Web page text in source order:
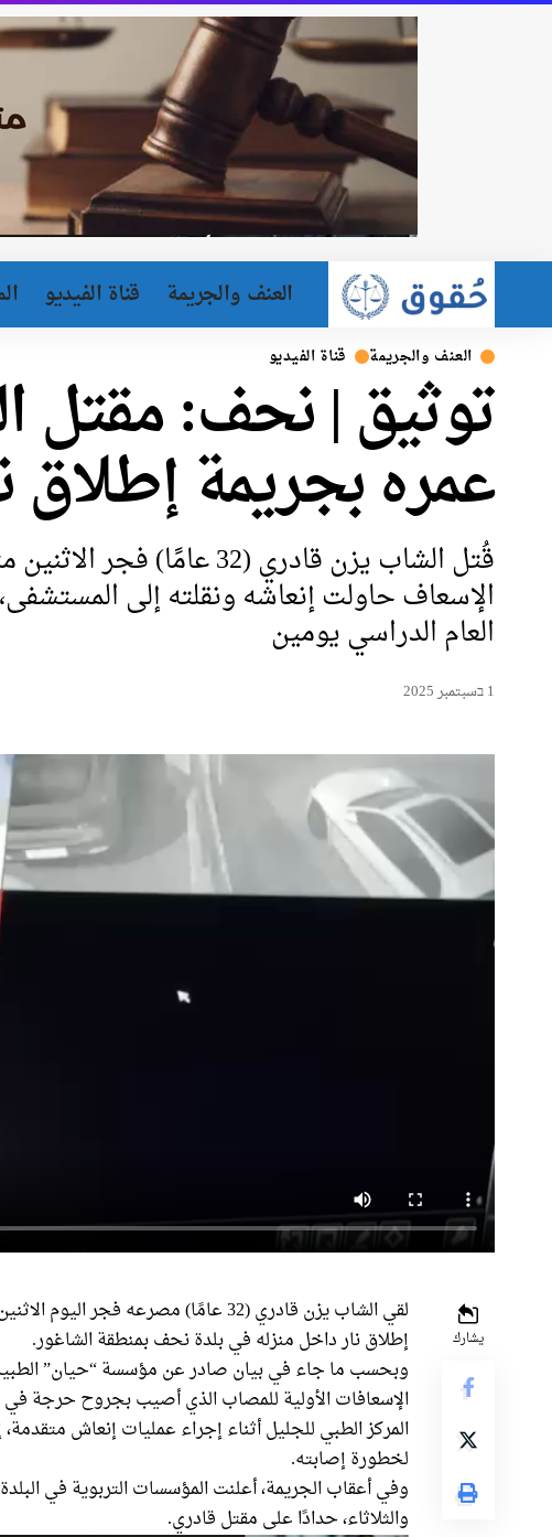
العنف والجريمة قناة الفيديو
العنف والجريمة قناة الفيديو
توثيق | نحف: مقتل
عمره بجريمة إطلاق
قُتل الشاب يزن قادري
الإسعاف حاولت إنعاشه ونقلته إلى
العام الدراسي يومين
1 בسبتمبر 2025
يشارك
إطلاق نار داخل منزله في بلدة نحف بمنطقة الشاغور.
وبحسب ما جاء في بيان صادر عن مؤسسة “حيان”
الإسعافات الأولية للمصاب الذي أصيب بجروح حرجة
المركز الطبي للجليل أثناء إجراء عمليات إنعاش متقدمة،
لخطورة إصابته.
وفي أعقاب الجريمة، أعلنت المؤسسات التربوية في
والثلاثاء، حدادًا على مقتل قادري.